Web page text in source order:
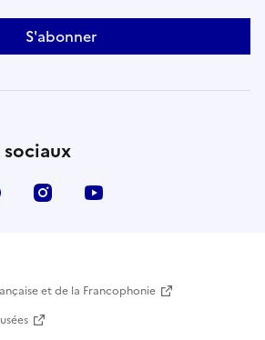
qui dévoile les étonnants sons
public / Sans
S'abonner
sociaux
Facebook Instagram
et de la Francophonie